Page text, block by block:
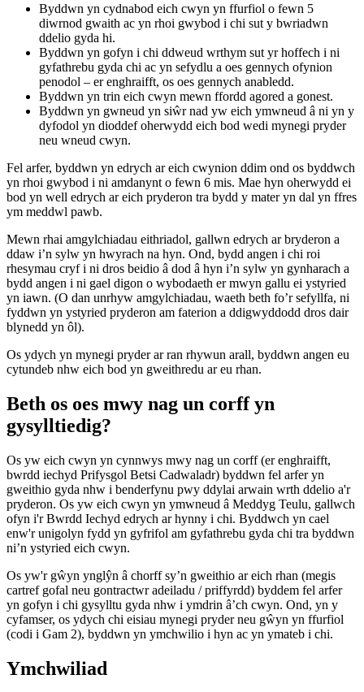
Byddwn yn cydnabod eich cwyn yn ffurfiol o fewn 5
diwrnod gwaith ac yn rhoi gwybod i chi sut y bwriadwn
ddelio gyda hi.
Byddwn yn gofyn i chi ddweud wrthym sut yr hoffech i ni
gyfathrebu gyda chi ac yn sefydlu a oes gennych ofynion
penodol – er enghraifft, os oes gennych anabledd.
Byddwn yn trin eich cwyn mewn ffordd agored a gonest.
Byddwn yn gwneud yn siŵr nad yw eich ymwneud â ni yn y
dyfodol yn dioddef oherwydd eich bod wedi mynegi pryder
neu wneud cwyn.
Fel arfer, byddwn yn edrych ar eich cwynion ddim ond os byddwch
yn rhoi gwybod i ni amdanynt o fewn 6 mis. Mae hyn oherwydd ei
bod yn well edrych ar eich pryderon tra bydd y mater yn dal yn ffres
ym meddwl pawb.
Mewn rhai amgylchiadau eithriadol, gallwn edrych ar bryderon a
ddaw i’n sylw yn hwyrach na hyn. Ond, bydd angen i chi roi
rhesymau cryf i ni dros beidio â dod â hyn i’n sylw yn gynharach a
bydd angen i ni gael digon o wybodaeth er mwyn gallu ei ystyried
yn iawn. (O dan unrhyw amgylchiadau, waeth beth fo’r sefyllfa, ni
fyddwn yn ystyried pryderon am faterion a ddigwyddodd dros dair
blynedd yn ôl).
Os ydych yn mynegi pryder ar ran rhywun arall, byddwn angen eu
cytundeb nhw eich bod yn gweithredu ar eu rhan.
Beth os oes mwy nag un corff yn
gysylltiedig?
Os yw eich cwyn yn cynnwys mwy nag un corff (er enghraifft,
bwrdd iechyd Prifysgol Betsi Cadwaladr) byddwn fel arfer yn
gweithio gyda nhw i benderfynu pwy ddylai arwain wrth ddelio a'r
pryderon. Os yw eich cwyn yn ymwneud â Meddyg Teulu, gallwch
ofyn i'r Bwrdd Iechyd edrych ar hynny i chi. Byddwch yn cael
enw'r unigolyn fydd yn gyfrifol am gyfathrebu gyda chi tra byddwn
ni’n ystyried eich cwyn.
Os yw'r gŵyn ynglŷn â chorff sy’n gweithio ar eich rhan (megis
cartref gofal neu gontractwr adeiladu / priffyrdd) byddem fel arfer
yn gofyn i chi gysylltu gyda nhw i ymdrin â’ch cwyn. Ond, yn y
cyfamser, os ydych chi eisiau mynegi pryder neu gŵyn yn ffurfiol
(codi i Gam 2), byddwn yn ymchwilio i hyn ac yn ymateb i chi.
Ymchwiliad